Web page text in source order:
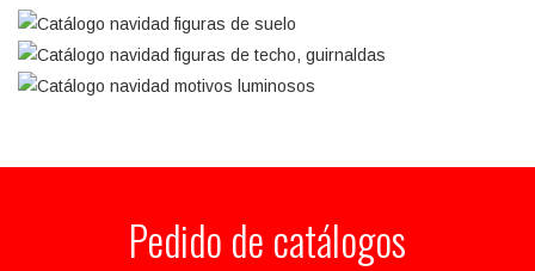
Pedido de catálogos